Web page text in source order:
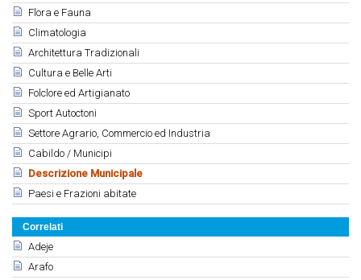
Flora e Fauna
Climatologia
Architettura Tradizionali
Cultura e Belle Arti
Folclore ed Artigianato
Sport Autoctoni
Settore Agrario, Commercio ed Industria
Cabildo / Municipi
Descrizione Municipale
Paesi e Frazioni abitate
Correlati
Adeje
Arafo